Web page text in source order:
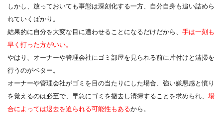
しかし、放っておいても事態は深刻化する一方、自分自身も追い詰めら
れていくばかり。
結果的に自分を大変な目に遭わせることになるだけだから、 手は一刻も
早く打った方がいい。
やはり、オーナーや管理会社にゴミ部屋を見られる前に片付けと清掃を
行うのがベター。
オーナーや管理会社がゴミを目の当たりにした場合、強い嫌悪感と憤り
を覚えるのは必至で、早急にゴミを撤去し清掃することを求められ、 場
合によっては退去を迫られる可能性もあるから。